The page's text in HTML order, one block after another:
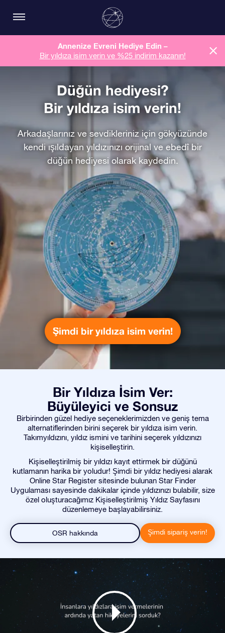
Annenize Evreni Hediye Edin –
Bir yıldıza isim verin ve %25 indirim kazanın!
Düğün hediyesi?
Bir yıldıza isim verin!
Arkadaşlarınız ve sevdikleriniz için gökyüzünde
kendi ışıldayan yıldızınızı orijinal ve ebedî bir
düğün hediyesi olarak kaydedin.
Şimdi bir yıldıza isim verin!
Bir Yıldıza İsim Ver:
Büyüleyici ve Sonsuz
Birbirinden güzel hediye seçeneklerimizden ve geniş tema
alternatiflerinden birini seçerek bir yıldıza isim verin.
Takımyıldızını, yıldız ismini ve tarihini seçerek yıldızınızı
kişiselleştirin.
Kişiselleştirilmiş bir yıldızı kayıt ettirmek bir düğünü
kutlamanın harika bir yoludur! Şimdi bir yıldız hediyesi alarak
Online Star Register sitesinde bulunan Star Finder
Uygulaması sayesinde dakikalar içinde yıldızınızı bulabilir, size
özel oluşturacağımız Kişiselleştirilmiş Yıldız Sayfasını
düzenlemeye başlayabilirsiniz.
OSR hakkında Şimdi sipariş verin!